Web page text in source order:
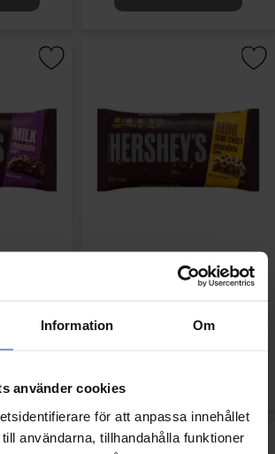
Information Om
använder cookies
för att anpassa innehållet
användarna, tillhandahålla funktioner
- Milk
Hersheys Mini Semi Sweet
Baking Chips 340g
99.90 kr/stk